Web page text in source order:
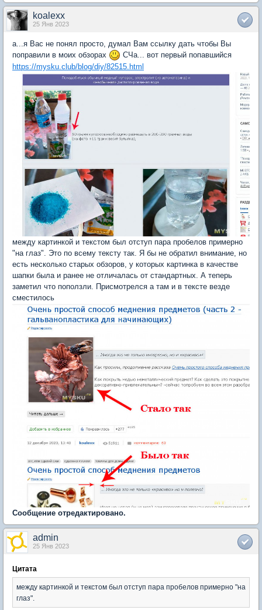
koalexx
25 Янв 2023
а...я Вас не понял просто, думал Вам ссылку дать чтобы Вы
поправили в моих обзорах
СЧа... вот первый попавшийся
https://mysku.club/blog/diy/82515.html
между картинкой и текстом был отступ пара пробелов примерно
"на глаз". Это по всему тексту так. Я бы не обратил внимание, но
есть несколько старых обзоров, у которых картинка в качестве
шапки была и ранее не отличалась от стандартных. А теперь
заметил что поползли. Присмотрелся а там и в тексте везде
сместилось
Сообщение отредактировано.
admin
25 Янв 2023
Цитата
между картинкой и текстом был отступ пара пробелов примерно "на
глаз".